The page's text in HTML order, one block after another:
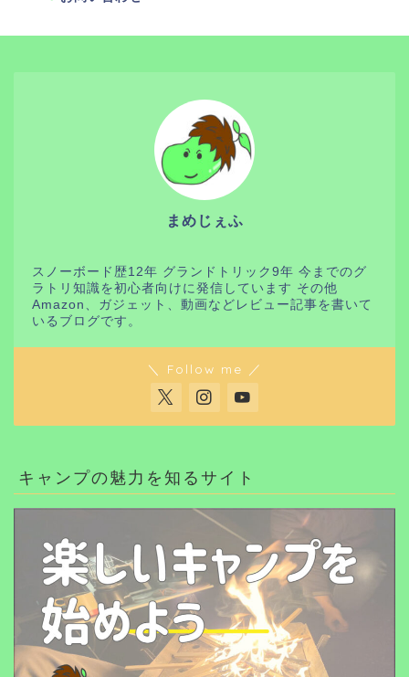
まめじぇふ
スノーボード歴12年 グランドトリック9年 今までのグ
ラトリ知識を初心者向けに発信しています その他
Amazon、ガジェット、動画などレビュー記事を書いて
いるブログです。
＼ Follow me ／
キャンプの魅力を知るサイト